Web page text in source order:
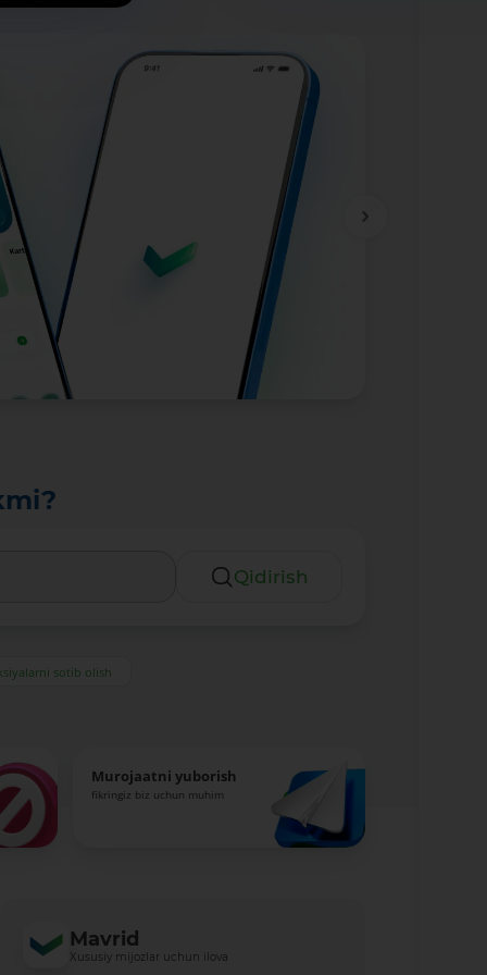
Qidirish
sotib olish
Murojaatni yuborish
fikringiz biz uchun muhim
Mavrid
Xususiy mijozlar uchun ilova